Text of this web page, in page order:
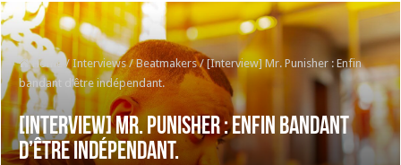
Home / Interviews / Beatmakers / [Interview] Mr. Punisher : Enfin
bandant d’être indépendant.
[Interview] Mr. Punisher : Enfin bandant
d’être indépendant.